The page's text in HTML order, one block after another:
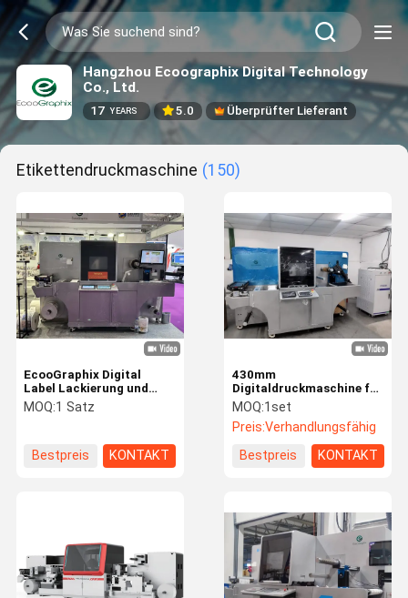
Hangzhou Ecoographix Digital Technology
Co., Ltd.
17 YEARS 5.0 Überprüfter Lieferant
Etikettendruckmaschine (150)
EcooGraphix Digital
Label Lackierung und
Folie Stamping Maschine
Etiketten Verzierung
MOQ:1 Satz
Bestpreis KONTAKT
430mm
Digitaldruckmaschine für
Etiketten
MOQ:1set
Preis:Verhandlungsfähig
Bestpreis
KONTAKT